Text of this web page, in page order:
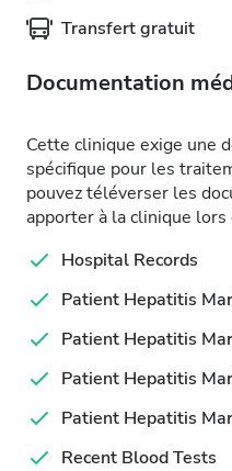
Transfert gratuit
Documentation
Cette clinique exige une
spécifique pour les
pouvez téléverser les
apporter à la clinique
Hospital Records
Patient Hepatitis
Patient Hepatitis
Patient Hepatitis
Patient Hepatitis
Recent Blood Tests